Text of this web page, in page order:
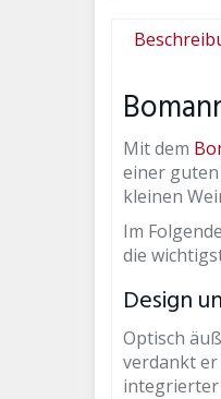
Mit dem
einer
kleinen
Im
die
Design
Optisch
verdankt er
integrierter